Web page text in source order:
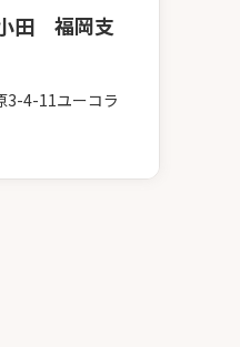
田 福岡支
3-4-11ユーコラ